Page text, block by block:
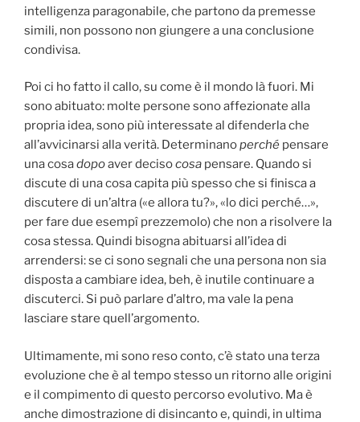
intelligenza paragonabile, che partono da premesse
simili, non possono non giungere a una conclusione
condivisa.
Poi ci ho fatto il callo, su come è il mondo là fuori. Mi
sono abituato: molte persone sono affezionate alla
propria idea, sono più interessate al difenderla che
all’avvicinarsi alla verità. Determinanoperché pensare
una cosadopoaver decisocosa pensare. Quando si
discute di una cosa capita più spesso che si finisca a
discutere di un’altra («e allora tu?», «lo dici perché…»,
per fare due esempî prezzemolo) che non a risolvere la
cosa stessa. Quindi bisogna abituarsi all’idea di
arrendersi: se ci sono segnali che una persona non sia
disposta a cambiare idea, beh, è inutile continuare a
discuterci. Si può parlare d’altro, ma vale la pena
lasciare stare quell’argomento.
Ultimamente, mi sono reso conto, c’è stato una terza
evoluzione che è al tempo stesso un ritorno alle origini
e il compimento di questo percorso evolutivo. Ma è
anche dimostrazione di disincanto e, quindi, in ultima